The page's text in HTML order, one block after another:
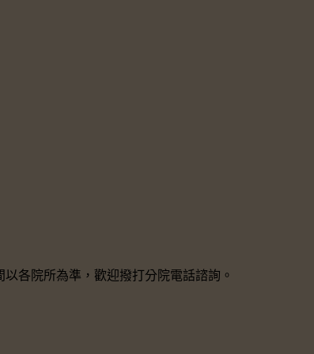
各院所為準，歡迎撥打分院電話諮詢。